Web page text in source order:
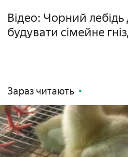
Відео: Чорний
будувати сімейне
Зараз читають